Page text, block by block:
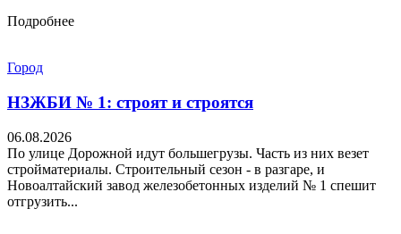
Подробнее
Город
НЗЖБИ № 1: строят и строятся
06.08.2026
По улице Дорожной идут большегрузы. Часть из них везет
стройматериалы. Строительный сезон - в разгаре, и
Новоалтайский завод железобетонных изделий № 1 спешит
отгрузить...